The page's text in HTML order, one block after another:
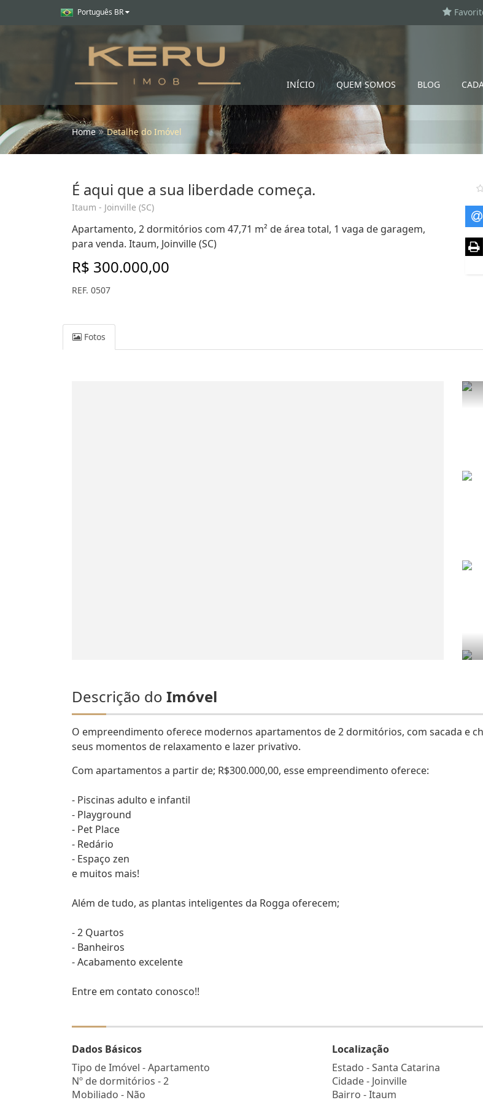
Português BR
INÍCIO QUEM SOMOS BLOG
Home Detalhe do Imóvel
É aqui que a sua liberdade começa.
Itaum - Joinville (SC)
Apartamento, 2 dormitórios com 47,71 m² de área total, 1 vaga de garagem,
para venda. Itaum, Joinville (SC)
R$ 300.000,00
REF. 0507
Fotos
Descrição do Imóvel
O empreendimento oferece modernos apartamentos de 2 dormitórios, com sacada e
seus momentos de relaxamento e lazer privativo.
Com apartamentos a partir de; R$300.000,00, esse empreendimento oferece:
- Piscinas adulto e infantil
- Playground
- Pet Place
- Redário
- Espaço zen
e muitos mais!
Além de tudo, as plantas inteligentes da Rogga oferecem;
- 2 Quartos
- Banheiros
- Acabamento excelente
Entre em contato conosco!!
Dados Básicos
Tipo de Imóvel - Apartamento
Nº de dormitórios - 2
Mobiliado - Não
Localização
Estado -Santa Catarina
Cidade - Joinville
Bairro -Itaum